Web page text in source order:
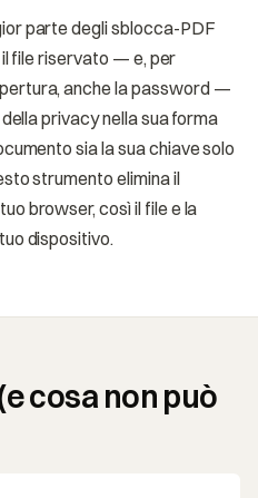
parte degli sblocca-PDF
file riservato — e, per
anche la password —
privacy nella sua forma
sia la sua chiave solo
strumento elimina il
browser, così il file e la
dispositivo.
cosa non può